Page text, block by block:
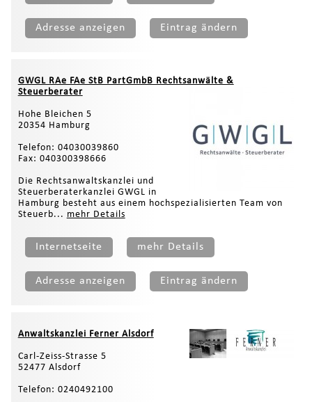
Adresse anzeigen Eintrag ändern
GWGL RAe FAe StB PartGmbB Rechtsanwälte &
Steuerberater
Hohe Bleichen 5
20354 Hamburg
Telefon: 04030039860
Fax: 040300398666
Die Rechtsanwaltskanzlei und
Steuerberaterkanzlei GWGL in
Hamburg besteht aus einem hochspezialisierten Team von
Steuerb... mehr Details
Internetseite mehr Details
Adresse anzeigen Eintrag ändern
Anwaltskanzlei Ferner Alsdorf
Carl-Zeiss-Strasse 5
52477 Alsdorf
Telefon: 0240492100